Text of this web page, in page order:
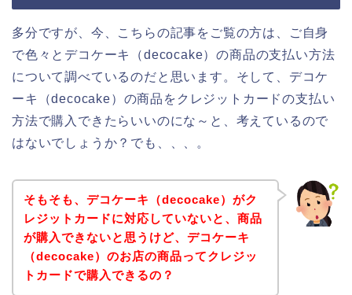
多分ですが、今、こちらの記事をご覧の方は、ご自身
で色々とデコケーキ（decocake）の商品の支払い方法
について調べているのだと思います。そして、デコケ
ーキ（decocake）の商品をクレジットカードの支払い
方法で購入できたらいいのにな～と、考えているので
はないでしょうか？でも、、、。
そもそも、デコケーキ（decocake）がク
レジットカードに対応していないと、商品
が購入できないと思うけど、デコケーキ
（decocake）のお店の商品ってクレジッ
トカードで購入できるの？